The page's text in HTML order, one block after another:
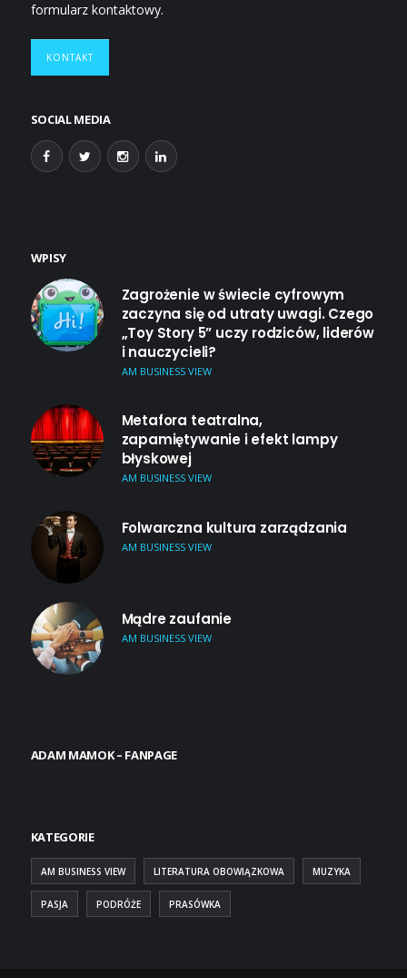
formularz kontaktowy.
KONTAKT
SOCIAL MEDIA
WPISY
Zagrożenie w świecie cyfrowym
zaczyna się od utraty uwagi. Czego
„Toy Story 5” uczy rodziców, liderów
i nauczycieli?
AM BUSINESS VIEW
Metafora teatralna,
zapamiętywanie i efekt lampy
błyskowej
AM BUSINESS VIEW
Folwarczna kultura zarządzania
AM BUSINESS VIEW
Mądre zaufanie
AM BUSINESS VIEW
ADAM MAMOK – FANPAGE
KATEGORIE
AM BUSINESS VIEW LITERATURA OBOWIĄZKOWA MUZYKA
PASJA PODRÓŻE PRASÓWKA